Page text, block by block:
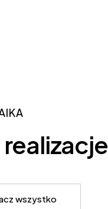
realizacje
wszystko